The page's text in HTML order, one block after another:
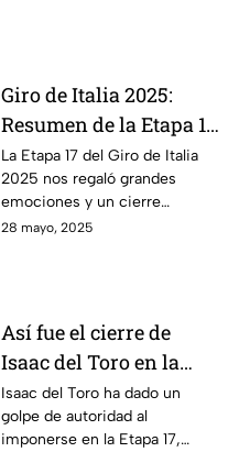
Giro de Italia 2025:
Resumen de la Etapa 17
y el triunfo de Isaac del
Toro
La Etapa 17 del Giro de Italia
2025 nos regaló grandes
emociones y un cierre
espectacular, en donde el líder
28 mayo, 2025
Así fue el cierre de
Isaac del Toro en la
Etapa 17 del Giro de
Italia
Isaac del Toro ha dado un
golpe de autoridad al
imponerse en la Etapa 17,